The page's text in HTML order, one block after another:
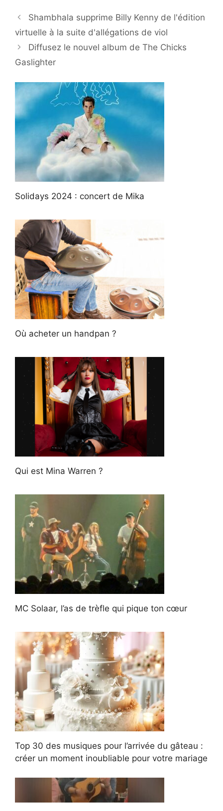
Shambhala supprime Billy Kenny de l'édition
virtuelle à la suite d'allégations de viol
Diffusez le nouvel album de The Chicks
Gaslighter
Solidays 2024 : concert de Mika
Où acheter un handpan ?
Qui est Mina Warren ?
MC Solaar, l’as de trèfle qui pique ton cœur
Top 30 des musiques pour l’arrivée du gâteau :
créer un moment inoubliable pour votre mariage